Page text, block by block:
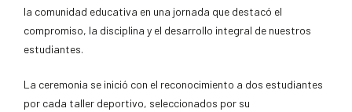
la comunidad educativa en una jornada que destacó el
compromiso, la disciplina y el desarrollo integral de nuestros
estudiantes.
La ceremonia se inició con el reconocimiento a dos estudiantes
por cada taller deportivo, seleccionados por su